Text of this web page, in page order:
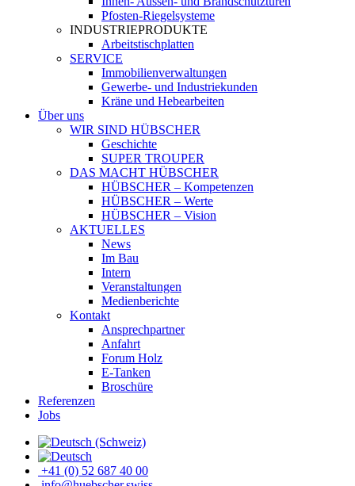
Pfosten-Riegelsysteme
INDUSTRIEPRODUKTE
Arbeitstischplatten
SERVICE
Immobilienverwaltungen
Gewerbe- und Industriekunden
Kräne und Hebearbeiten
Über uns
WIR SIND HÜBSCHER
Geschichte
SUPER TROUPER
DAS MACHT HÜBSCHER
HÜBSCHER – Kompetenzen
HÜBSCHER – Werte
HÜBSCHER – Vision
AKTUELLES
News
Im Bau
Intern
Veranstaltungen
Medienberichte
Kontakt
Ansprechpartner
Anfahrt
Forum Holz
E-Tanken
Broschüre
Referenzen
Jobs
+41 (0) 52 687 40 00